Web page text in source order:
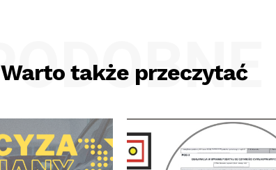
Warto także przeczytać
PODOBNE